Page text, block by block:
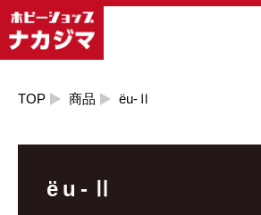
TOP 商品 ëu-Ⅱ
ëu-Ⅱ